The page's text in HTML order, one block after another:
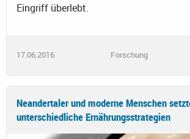
Eingriff überlebt.
17.06.2016 Forschung
Neandertaler und moderne Menschen
unterschiedliche Ernährungsstrategien